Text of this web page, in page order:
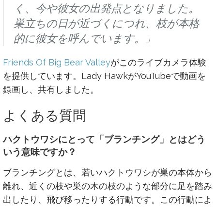
く、今や彼女の出発点となりました。
巣立ちの日が近づくにつれ、枝が本格
的に彼女を呼んでいます。」
Friends Of Big Bear Valleyがこのライブカメラ体験
を提供しています。Lady HawkがYouTubeで動画を
録画し、共有しました。
よくある質問
ハクトウワシにとって「ブランチング」とはどう
いう意味ですか？
ブランチングとは、若いハクトウワシが巣の本体から
離れ、近くの枝や巣の木の枝のような部分に足を踏み
出したり、飛び移ったりする行動です。この行動によ